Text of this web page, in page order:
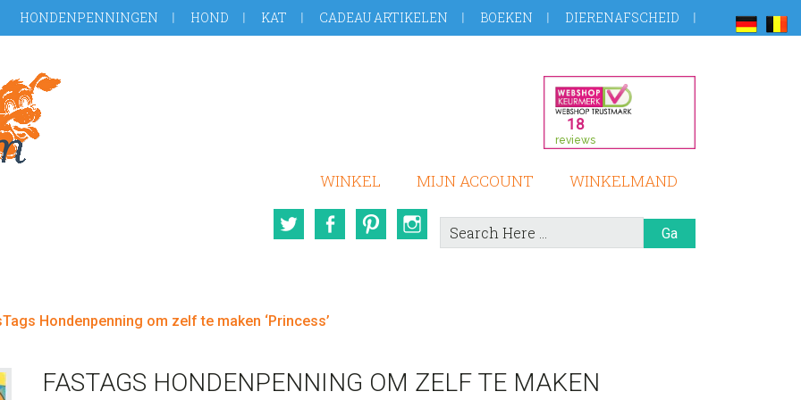
HONDENPENNINGEN HOND KAT CADEAU ARTIKELEN BOEKEN DIERENAFSCHEID
WINKEL MIJN ACCOUNT WINKELMAND
Search
Here
TwitterFacebookPinterestInstagram
Hondenpenning om zelf te maken ‘Princess’
FASTAGS HONDENPENNING OM ZELF TE MAKEN